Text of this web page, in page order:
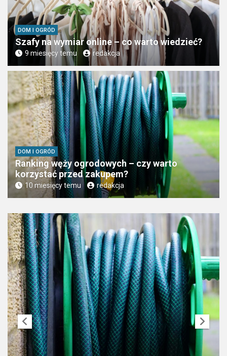
DOM I OGRÓD
Szafy na wymiar online – co warto wiedzieć?
9 miesięcy temu redakcja
DOM I OGRÓD
Ranking węży ogrodowych – czy warto
korzystać przed zakupem?
10 miesięcy temu redakcja